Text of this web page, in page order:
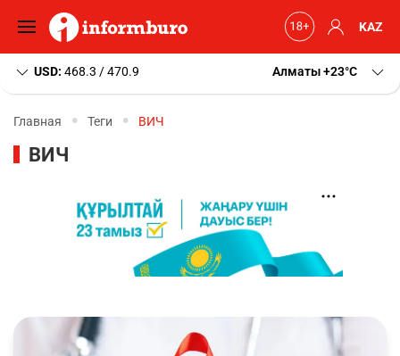
KAZ
USD: 468.3 / 470.9 Алматы+23 C
Главная Теги ВИЧ
ВИЧ